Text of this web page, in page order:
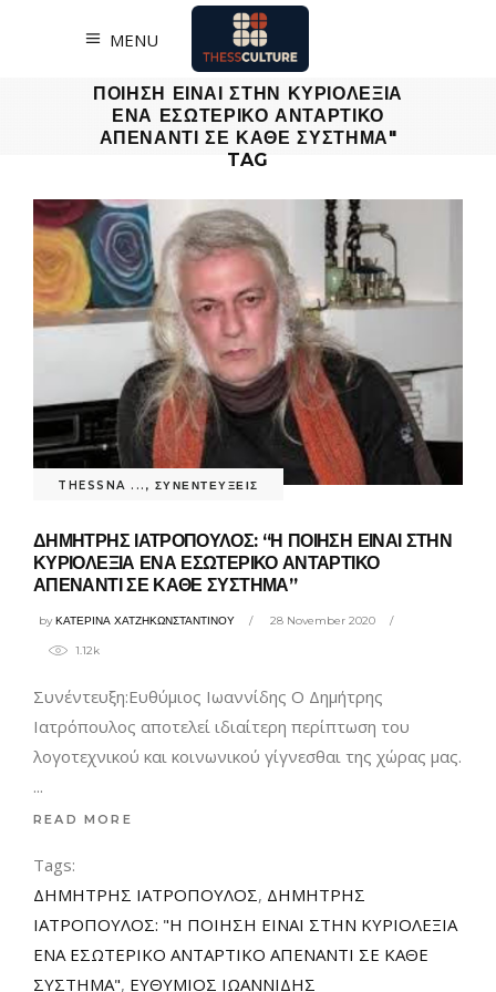
MENU
ΔΗΜΗΤΡΗΣ ΙΑΤΡΟΠΟΥΛΟΣ: "Η
ΠΟΙΗΣΗ ΕΙΝΑΙ ΣΤΗΝ ΚΥΡΙΟΛΕΞΙΑ
ΕΝΑ ΕΣΩΤΕΡΙΚΟ ΑΝΤΑΡΤΙΚΟ
ΑΠΕΝΑΝΤΙ ΣΕ ΚΑΘΕ ΣΥΣΤΗΜΑ"
TAG
THESSNA ... , ΣΥΝΕΝΤΕΥΞΕΙΣ
ΔΗΜΗΤΡΗΣ ΙΑΤΡΟΠΟΥΛΟΣ: “Η ΠΟΙΗΣΗ ΕΙΝΑΙ ΣΤΗΝ
ΚΥΡΙΟΛΕΞΙΑ ΕΝΑ ΕΣΩΤΕΡΙΚΟ ΑΝΤΑΡΤΙΚΟ
ΑΠΕΝΑΝΤΙ ΣΕ ΚΑΘΕ ΣΥΣΤΗΜΑ”
byΚΑΤΕΡΙΝΑ ΧΑΤΖΗΚΩΝΣΤΑΝΤΙΝΟΥ 28 November 2020
1.12k
Συνέντευξη:Ευθύμιος Ιωαννίδης Ο Δημήτρης
Ιατρόπουλος αποτελεί ιδιαίτερη περίπτωση του
λογοτεχνικού και κοινωνικού γίγνεσθαι της χώρας μας.
READ MORE
Tags:
ΔΗΜΗΤΡΗΣ ΙΑΤΡΟΠΟΥΛΟΣ, ΔΗΜΗΤΡΗΣ
ΙΑΤΡΟΠΟΥΛΟΣ: "Η ΠΟΙΗΣΗ ΕΙΝΑΙ ΣΤΗΝ ΚΥΡΙΟΛΕΞΙΑ
ΕΝΑ ΕΣΩΤΕΡΙΚΟ ΑΝΤΑΡΤΙΚΟ ΑΠΕΝΑΝΤΙ ΣΕ ΚΑΘΕ
ΣΥΣΤΗΜΑ", ΕΥΘΥΜΙΟΣ ΙΩΑΝΝΙΔΗΣ